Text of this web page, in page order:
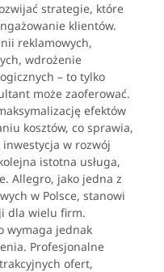
strategie, które
klientów.
reklamowych,
wdrożenie
– to tylko
może zaoferować.
efektów
kosztów, co sprawia,
inwestycja w rozwój
istotna usługa,
Allegro, jako jedna z
w Polsce, stanowi
dla wielu firm.
wymaga jednak
Profesjonalne
ofert,